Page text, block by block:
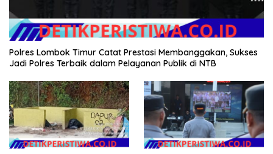
Polres Lombok Timur Catat Prestasi Membanggakan, Sukses
Jadi Polres Terbaik dalam Pelayanan Publik di NTB